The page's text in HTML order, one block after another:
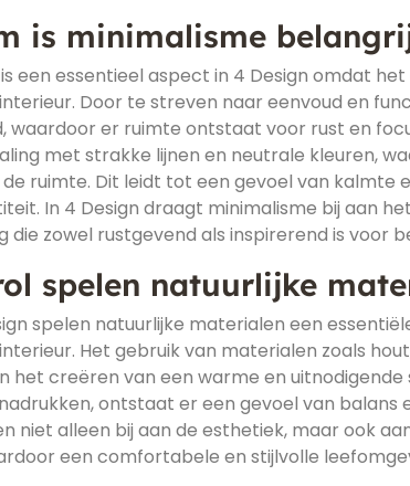
is minimalisme
een essentieel aspect in 4 Design omdat
Door te streven naar eenvoud en
waardoor er ruimte ontstaat voor rust en
met strakke lijnen en neutrale kleuren,
ruimte. Dit leidt tot een gevoel van kalmte
In 4 Design draagt minimalisme bij aan
die zowel rustgevend als inspirerend is voor
spelen natuurlijke
spelen natuurlijke materialen een
Het gebruik van materialen zoals
het creëren van een warme en
ontstaat er een gevoel van balans
niet alleen bij aan de esthetiek, maar ook
een comfortabele en stijlvolle